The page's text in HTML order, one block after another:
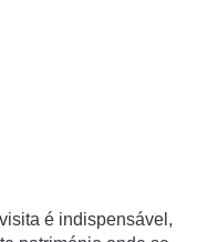
é indispensável,